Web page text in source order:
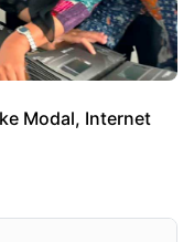
Modal, Internet